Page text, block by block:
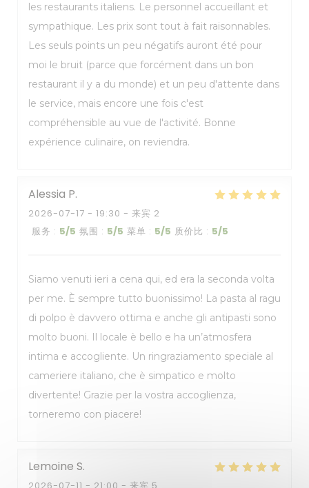
les restaurants italiens. Le personnel accueillant et
sympathique. Les prix sont tout à fait raisonnables.
Les seuls points un peu négatifs auront été pour
moi le bruit (parce que forcément dans un bon
restaurant il y a du monde) et un peu d'attente dans
le service, mais encore une fois c'est
compréhensible au vue de l'activité. Bonne
expérience culinaire, on reviendra.
Alessia P
2026-07-17 - 19:30 - 来宾 2
服务 : 5/5 氛围 : 5/5 菜单 : 5/5 质价比 : 5/5
Siamo venuti ieri a cena qui, ed era la seconda volta
per me. È sempre tutto buonissimo! La pasta al ragu
di polpo è davvero ottima e anche gli antipasti sono
molto buoni. Il locale è bello e ha un’atmosfera
intima e accogliente. Un ringraziamento speciale al
cameriere italiano, che è simpatico e molto
divertente! Grazie per la vostra accoglienza,
torneremo con piacere!
Lemoine S